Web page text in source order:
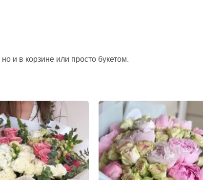
и в корзине или просто букетом.